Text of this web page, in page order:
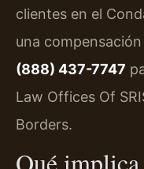
clientes en el
una
(888) 437-7747
Law Offices Of
Borders.
Qué